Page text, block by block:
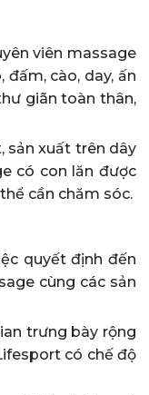
viên massage
cào, day, ấn
giãn toàn thân,
sản xuất trên dây
có con lăn được
cần chăm sóc.
quyết định đến
cùng các sản
trưng bày rộng
có chế độ